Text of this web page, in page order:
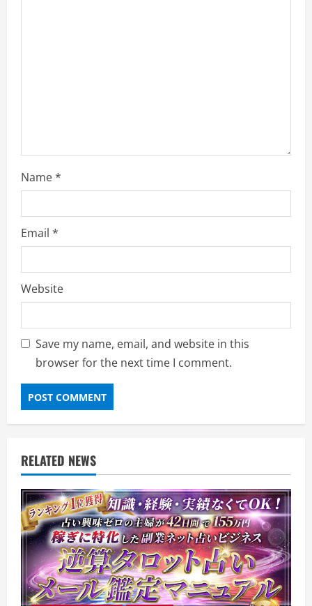
Name*
Email *
Website
Save my name, email, and website in this
browser for the next time I comment.
RELATED NEWS